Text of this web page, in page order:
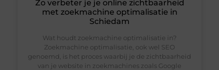
Zo verbeter je je online zichtbaarheid
met zoekmachine optimalisatie in
Schiedam
Wat houdt zoekmachine optimalisatie in?
Zoekmachine optimalisatie, ook wel SEO
genoemd, is het proces waarbij je de zichtbaarheid
van je website in zoekmachines zoals Google